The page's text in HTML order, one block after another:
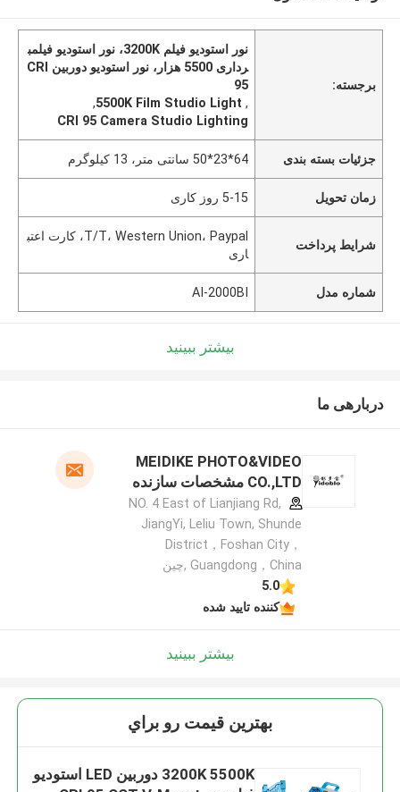
برجسته:
نور استودیو فیلم 3200K، نور استودیو فیلمب
رداری 5500 هزار، نور استودیو دوربین CRI
95
,
5500K Film Studio Light
,
CRI 95 Camera Studio Lighting
جزئیات بسته بندی 64*23*50 سانتی متر، 13 کیلوگرم
زمان تحویل 5-15 روز کاری
شرایط پرداخت
T/T، Western Union، Paypal، کارت اعتب
اری
شماره مدل AI-2000BI
بیشتر ببینید
دربارهی ما
MEIDIKE PHOTO&VIDEO
CO.,LTD مشخصات سازنده
NO. 4 East of Lianjiang Rd,
JiangYi, Leliu Town, Shunde
District，Foshan City，
Guangdong，China ,چین
5.0
کننده تایید شده
بیشتر ببینید
بهترين قيمت رو براي
3200K 5500K دوربین LED استودیو